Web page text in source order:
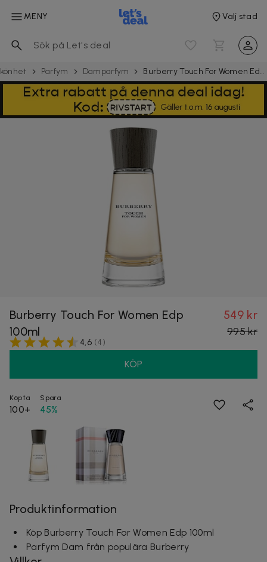
MENY Välj stad
Parfym Damparfym Burberry Touch For Women Edp 100ml
Burberry Touch For Women Edp
100ml
549 kr
995 kr
4,6 (4)
KÖP
Köpta
100+
Spara
45%
Produktinformation
Köp Burberry Touch For Women Edp 100ml
Parfym Dam från populära Burberry